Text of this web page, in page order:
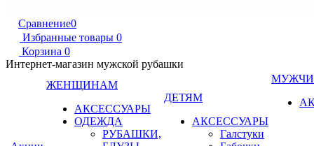
Сравнение0
Избранные товары 0
Корзина 0
Интернет-магазин мужской рубашки
ЖЕНЩИНАМ
АКСЕССУАРЫ
ОДЕЖДА
РУБАШКИ,
ДЕТЯМ
АКСЕССУАРЫ
Галстуки